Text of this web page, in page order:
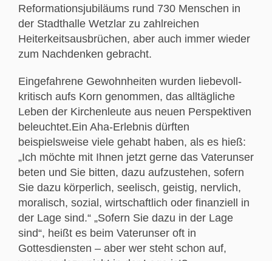
Reformationsjubiläums rund 730 Menschen in
der Stadthalle Wetzlar zu zahlreichen
Heiterkeitsausbrüchen, aber auch immer wieder
zum Nachdenken gebracht.
Eingefahrene Gewohnheiten wurden liebevoll-
kritisch aufs Korn genommen, das alltägliche
Leben der Kirchenleute aus neuen Perspektiven
beleuchtet.Ein Aha-Erlebnis dürften
beispielsweise viele gehabt haben, als es hieß:
„Ich möchte mit Ihnen jetzt gerne das Vaterunser
beten und Sie bitten, dazu aufzustehen, sofern
Sie dazu körperlich, seelisch, geistig, nervlich,
moralisch, sozial, wirtschaftlich oder finanziell in
der Lage sind.“ „Sofern Sie dazu in der Lage
sind“, heißt es beim Vaterunser oft in
Gottesdiensten – aber wer steht schon auf,